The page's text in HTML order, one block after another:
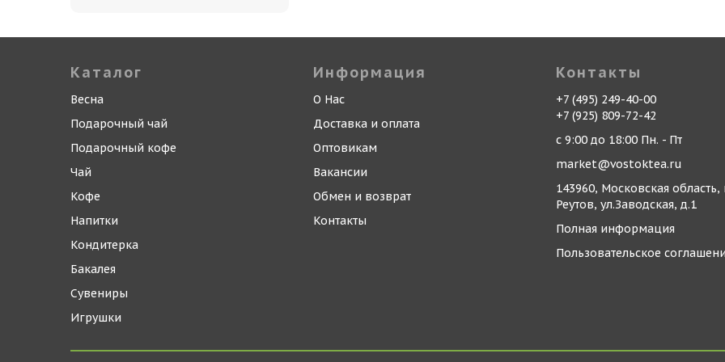
Каталог
Весна
Подарочный чай
Подарочный кофе
Чай
Кофе
Напитки
Кондитерка
Бакалея
Сувениры
Игрушки
Информация
О Нас
Доставка и оплата
Оптовикам
Вакансии
Обмен и возврат
Контакты
Контакты
+7 (495) 249-40-00
+7 (925) 809-72-42
с 9:00 до 18:00 Пн. - Пт
market@vostoktea.ru
143960, Московская область,
Реутов, ул.Заводская, д.1
Полная информация
Пользовательское